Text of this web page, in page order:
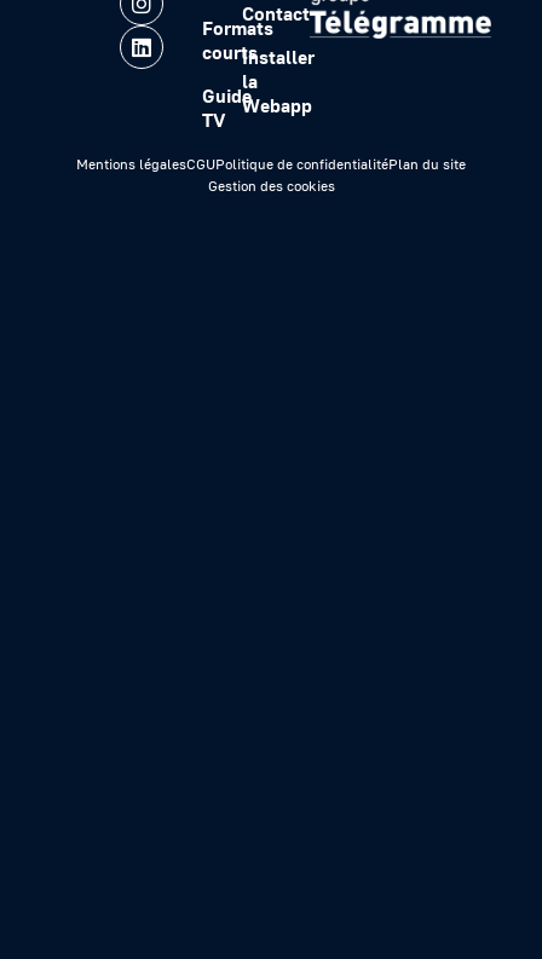
Formats
courts
Guide
TV
Contact
Installer
la
Webapp
Mentions légalesCGUPolitique de confidentialitéPlan du site
Gestion des cookies